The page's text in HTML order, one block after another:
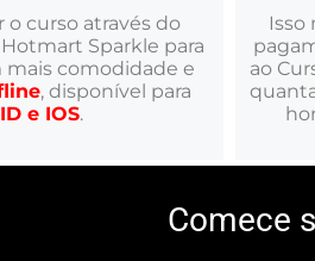
o curso através do
Sparkle para
mais comodidade e
, disponível para
e IOS.
Isso
ao
Comece